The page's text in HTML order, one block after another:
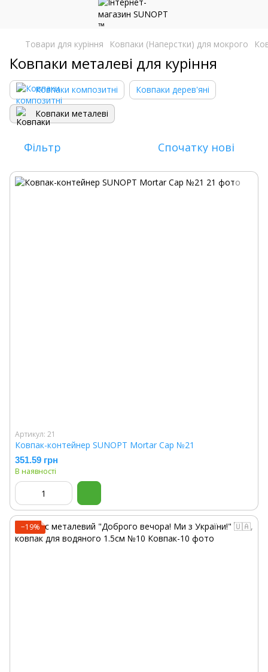
Товари для куріння Ковпаки (Наперстки) для мокрого
Ковпаки металеві для куріння
Ковпаки композитні Ковпаки дерев'яні
Ковпаки металеві
Фільтр Спочатку нові
Артикул: 21
Ковпак-контейнер SUNOPT Mortar Cap №21
351.59 грн
В наявності
−19%